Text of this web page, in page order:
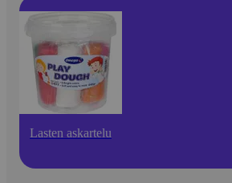
Lasten askartelu